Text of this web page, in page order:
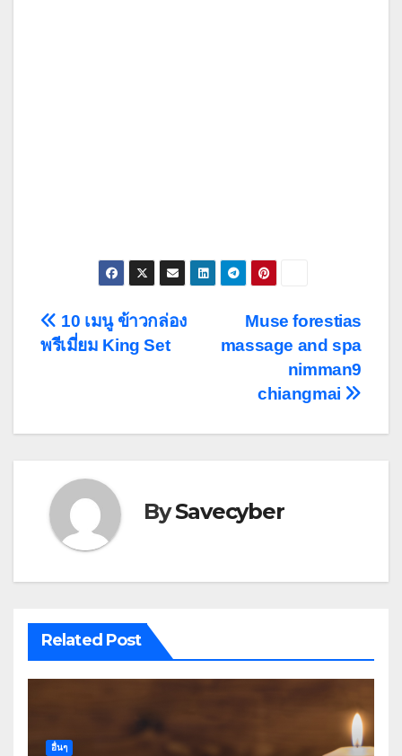
Post
navigation
Muse forestias
massage and spa
nimman9
chiangmai
10 เมนู ข้าวกล่อง
พรีเมี่ยม King Set
BySavecyber
Related Post
อื่นๆ